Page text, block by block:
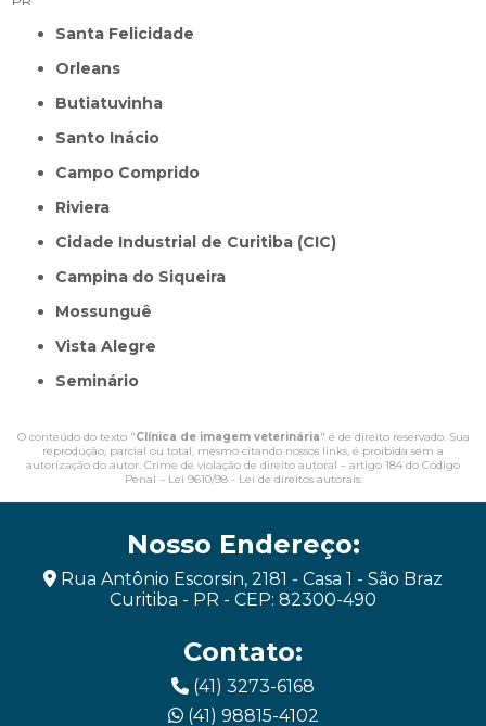
Santa Felicidade
Orleans
Butiatuvinha
Santo Inácio
Campo Comprido
Riviera
Cidade Industrial de Curitiba (CIC)
Campina do Siqueira
Mossunguê
Vista Alegre
Seminário
O conteúdo do texto "Clínica de imagem veterinária" é de direito reservado. Sua
reprodução, parcial ou total, mesmo citando nossos links, é proibida sem a
autorização do autor. Crime de violação de direito autoral – artigo 184 do Código
Penal – Lei 9610/98 - Lei de direitos autorais.
Nosso Endereço:
Rua Antônio Escorsin, 2181 - Casa 1 - São Braz
Curitiba - PR - CEP: 82300-490
Contato:
(41) 3273-6168
(41) 98815-4102